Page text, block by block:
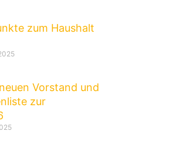
zum Haushalt
Vorstand und
zur